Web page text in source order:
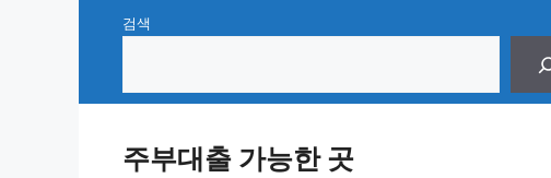
검색
주부대출 가능한 곳